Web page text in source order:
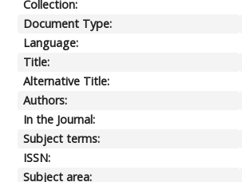
Collection:
Document Type:
Language:
Title:
Alternative Title:
Authors:
In the Journal:
Subject terms:
ISSN:
Subject area: